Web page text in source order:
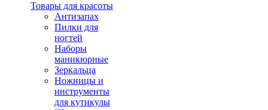
Товары для красоты
Антизапах
Пилки для
ногтей
Наборы
маникюрные
Зеркальца
Ножницы и
инструменты
для кутикулы